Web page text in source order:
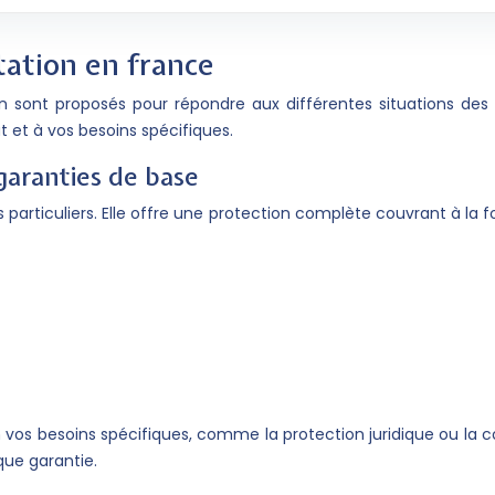
en france
sont proposés pour répondre aux différentes situations
à vos besoins spécifiques.
de base
Elle offre une protection complète couvrant à la
besoins spécifiques, comme la protection juridique ou la
garantie.